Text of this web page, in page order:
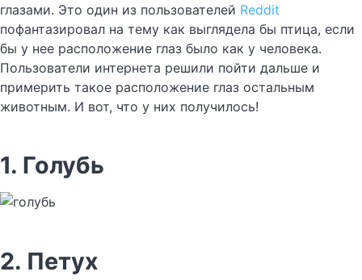
глазами. Это один из пользователей Reddit
пофантазировал на тему как выглядела бы птица, если
бы у нее расположение глаз было как у человека.
Пользователи интернета решили пойти дальше и
примерить такое расположение глаз остальным
животным. И вот, что у них получилось!
1. Голубь
2. Петух